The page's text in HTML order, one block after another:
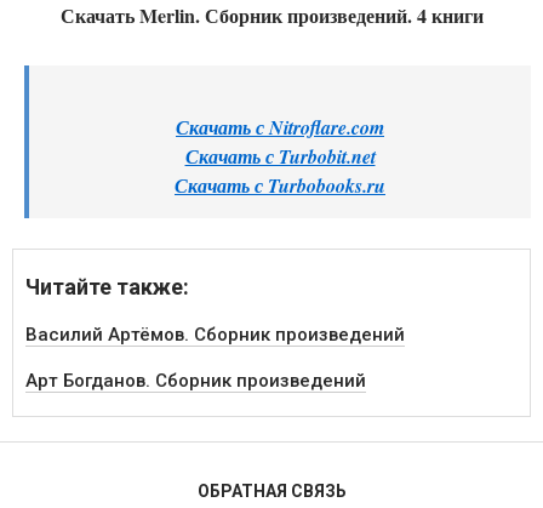
Скачать Merlin. Сборник произведений. 4 книги
Скачать с Nitroflare.com
Скачать с Turbobit.net
Скачать с Turbobooks.ru
Читайте также:
Василий Артёмов. Сборник произведений
Арт Богданов. Сборник произведений
ОБРАТНАЯ СВЯЗЬ